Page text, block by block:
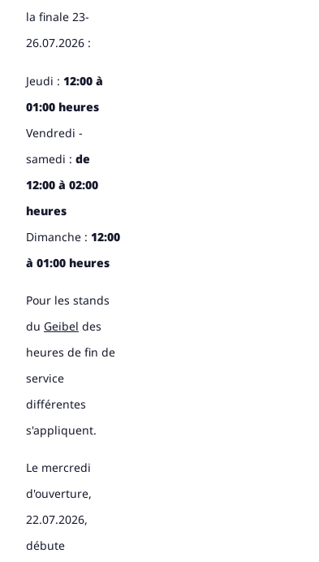
la finale 23-
26.07.2026 :
Jeudi : 12:00 à
01:00 heures
Vendredi -
samedi : de
12:00 à 02:00
heures
Dimanche : 12:00
à 01:00 heures
Pour les stands
du Geibel des
heures de fin de
service
différentes
s'appliquent.
Le mercredi
d'ouverture,
22.07.2026,
débute